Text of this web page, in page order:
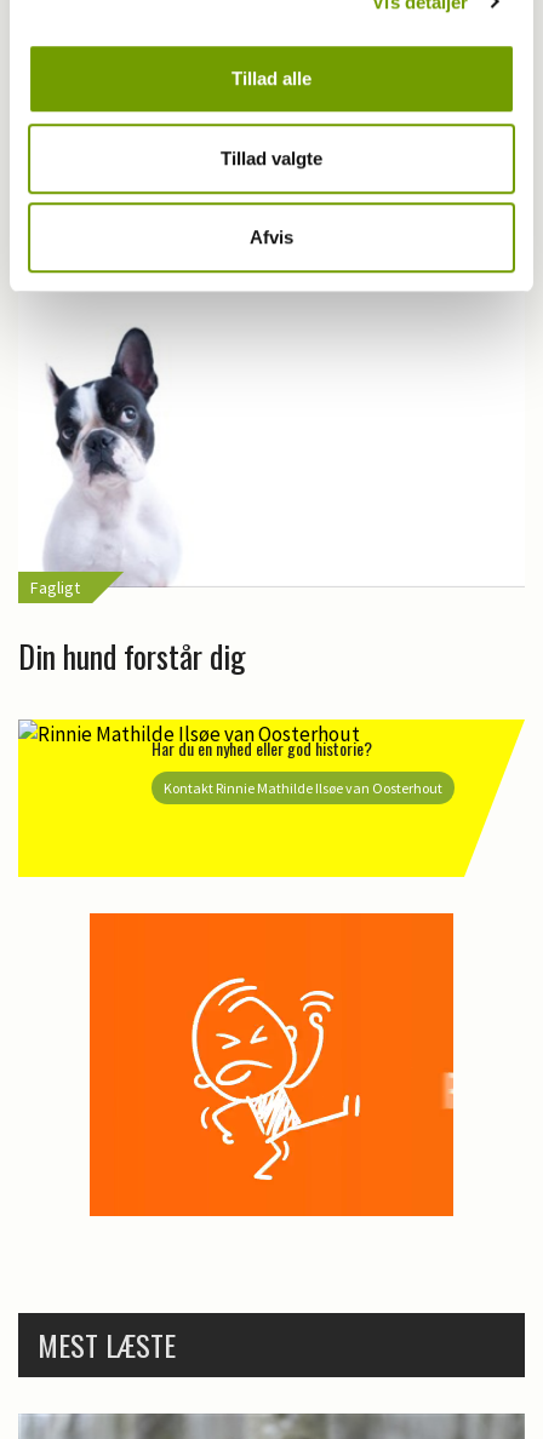
Tillad alle
Tillad valgte
Afvis
Fagligt
Menneskestress avler hundestress
Fagligt
Din hund forstår dig
Har du en nyhed eller god historie?
Kontakt Rinnie Mathilde Ilsøe van Oosterhout
MEST LÆSTE